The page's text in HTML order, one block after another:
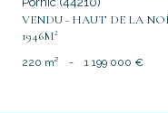
VENDU - HAUT DE LA
1946M²
220 m² - 1 199 000 €